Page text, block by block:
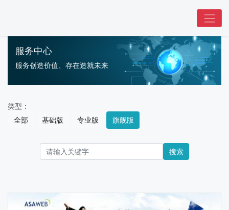
服务中心
服务创造价值、存在造就未来
类型：
全部
基础版 专业版 旗舰版
搜索